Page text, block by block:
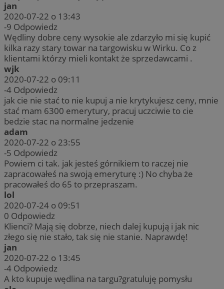
jan
2020-07-22 o 13:43
-9 Odpowiedz
Wędliny dobre ceny wysokie ale zdarzyło mi się kupić
kilka razy stary towar na targowisku w Wirku. Co z
klientami którzy mieli kontakt że sprzedawcami .
wjk
2020-07-22 o 09:11
-4 Odpowiedz
jak cie nie stać to nie kupuj a nie krytykujesz ceny, mnie
stać mam 6300 emerytury, pracuj uczciwie to cie
bedzie stac na normalne jedzenie
adam
2020-07-22 o 23:55
-5 Odpowiedz
Powiem ci tak. jak jesteś górnikiem to raczej nie
zapracowałeś na swoją emeryturę :) No chyba że
pracowałeś do 65 to przepraszam.
lol
2020-07-24 o 09:51
0 Odpowiedz
Klienci? Mają się dobrze, niech dalej kupują i jak nic
złego się nie stało, tak się nie stanie. Naprawdę!
jan
2020-07-22 o 13:45
-4 Odpowiedz
A kto kupuje wędlina na targu?gratuluję pomysłu